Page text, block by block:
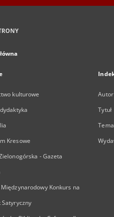
kulturowe
Kresowe
- Gazeta
Konkurs na
Satyryczny
Autor
Tytuł